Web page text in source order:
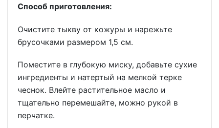
Способ приготовления:
Очистите тыкву от кожуры и нарежьте
брусочками размером 1,5 см.
Поместите в глубокую миску, добавьте сухие
ингредиенты и натертый на мелкой терке
чеснок. Влейте растительное масло и
тщательно перемешайте, можно рукой в
перчатке.